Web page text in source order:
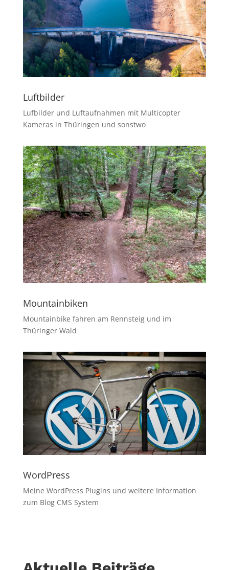
Luftbilder
Lufbilder und Luftaufnahmen mit Multicopter
Kameras in Thüringen und sonstwo
Mountainbiken
Mountainbike fahren am Rennsteig und im
Thüringer Wald
WordPress
Meine WordPress Plugins und weitere Information
zum Blog CMS System